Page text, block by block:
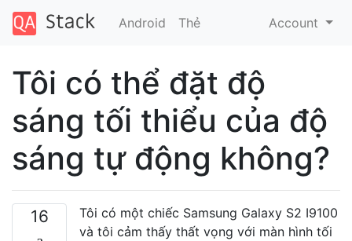
Android Thẻ Account
Tôi có thể đặt độ
sáng tối thiểu của độ
sáng tự động không?
16
Tôi có một chiếc Samsung Galaxy S2 I9100
và tôi cảm thấy thất vọng với màn hình tối